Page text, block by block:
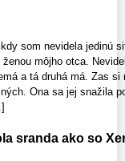
som nevidela jedinú
môjho otca.
a tá druhá má. Zas
Ona sa jej snažila
sranda ako so